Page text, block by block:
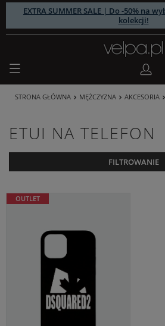
EXTRA SUMMER SALE | Do -50% na
kolekcji!
STRONA GŁÓWNA MĘŻCZYZNA AKCESORIA
ETUI NA TELEFON
FILTROWANIE
OUTLET